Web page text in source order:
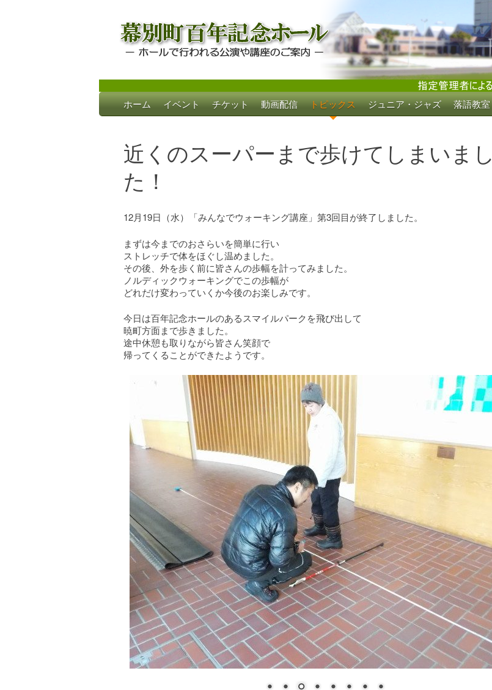
幕別町百年記念ホール
ホールで行われる公演や講座のご案内
Skip
to
ホーム イベント チケット 動画配信 トピックス ジュニア・ジャズ 落語教室
近くのスーパーまで歩けてしまいまし
た！
12月19日（水）「みんなでウォーキング講座」第3回目が終了しました。
まずは今までのおさらいを簡単に行い
ストレッチで体をほぐし温めました。
その後、外を歩く前に皆さんの歩幅を計ってみました。
ノルディックウォーキングでこの歩幅が
どれだけ変わっていくか今後のお楽しみです。
今日は百年記念ホールのあるスマイルパークを飛び出して
暁町方面まで歩きました。
途中休憩も取りながら皆さん笑顔で
帰ってくることができたようです。